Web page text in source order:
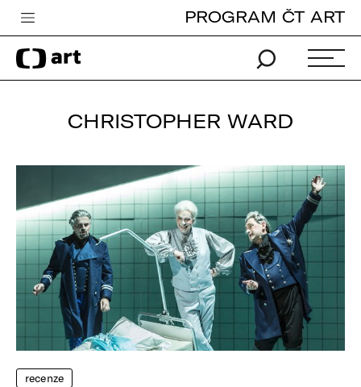
Česká televize
Zpravodajství
Pro děti
edu
Vše o ČT
PROGRAM ČT ART
CHRISTOPHER WARD
recenze